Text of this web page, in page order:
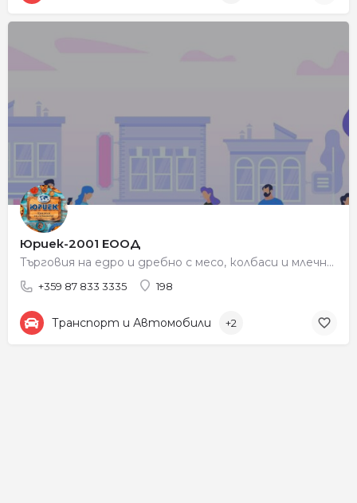
Юриек-2001 ЕООД
Търговия на едро и дребно с месо, колбаси и млечни продукти
+359 87 833 3335 198
Транспорт и Автомобили +2